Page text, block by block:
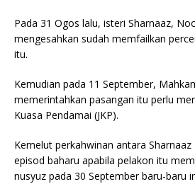
Pada 31 Ogos lalu, isteri Sharnaaz,
mengesahkan sudah memfailkan
itu.
Kemudian pada 11 September,
memerintahkan pasangan itu perlu
Kuasa Pendamai (JKP).
Kemelut perkahwinan antara
episod baharu apabila pelakon itu
nusyuz pada 30 September baru-baru